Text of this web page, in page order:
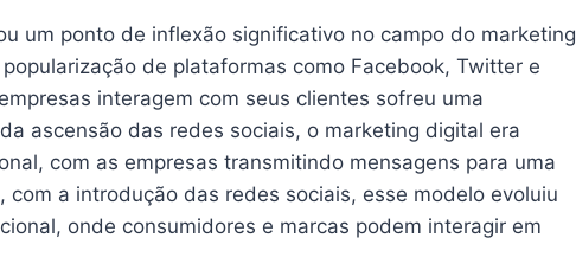
um ponto de inflexão significativo no campo do marketing
de plataformas como Facebook, Twitter e
interagem com seus clientes sofreu uma
ascensão das redes sociais, o marketing digital era
com as empresas transmitindo mensagens para uma
com a introdução das redes sociais, esse modelo evoluiu
onde consumidores e marcas podem interagir em